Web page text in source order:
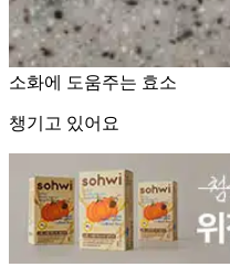
소화에 도움주는 효소
챙기고 있어요